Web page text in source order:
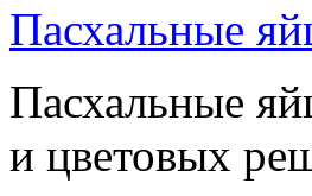
Пасхальные
Пасхальные
и цветовых